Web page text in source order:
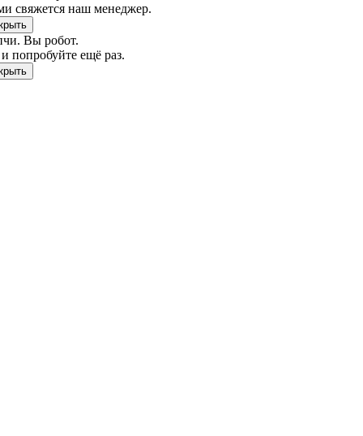
свяжется наш менеджер.
Вы робот.
попробуйте ещё раз.